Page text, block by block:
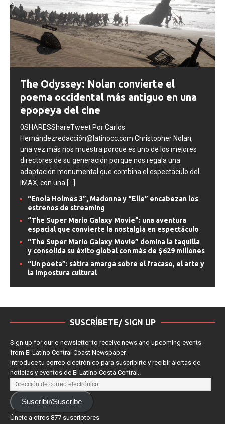
The Odyssey: Nolan convierte el
poema occidental más antiguo en una
epopeya del cine
0SHARESShareTweet Por Carlos
Hernándezredacción@latinocc.com Christopher Nolan,
una vez más nos muestra porque es uno de los mejores
directores de su generación porque nos regala una
adaptación monumental que combina el espectáculo del
[...]
“Enola Holmes 3”, Madonna y “Elle” encabezan los
estrenos de streaming
“The Super Mario Galaxy Movie”: una aventura
espacial que convierte la nostalgia en espectáculo
“The Super Mario Galaxy Movie” domina la taquilla
y consolida su éxito global con más de $629 millones
“Un poeta”: sátira amarga sobre el fracaso, el arte y
la impostura cultural
SUSCRÍBETE/ SIGN UP
Sign up for our e-newsletter to receive news and upcoming events
from El Latino Central Coast Newspaper.
Introduce tu correo electrónico para suscribirte y recibir alertas de
noticias y eventos de El Latino Costa Central..